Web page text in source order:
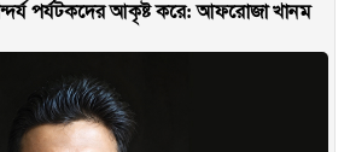
পর্যটকদের আকৃষ্ট করে: আফরোজা খানম